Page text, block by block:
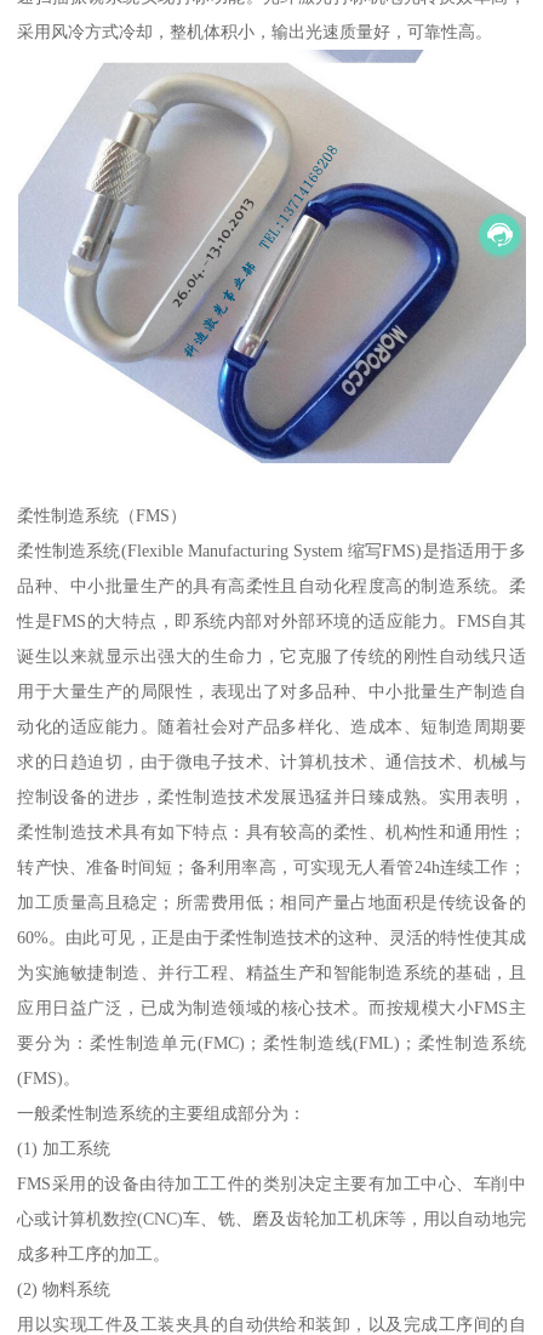
采用风冷方式冷却，整机体积小，输出光速质量好，可靠性高。
柔性制造系统（FMS）
柔性制造系统(Flexible Manufacturing System 缩写FMS)是指适用于多
品种、中小批量生产的具有高柔性且自动化程度高的制造系统。柔
性是FMS的大特点，即系统内部对外部环境的适应能力。FMS自其
诞生以来就显示出强大的生命力，它克服了传统的刚性自动线只适
用于大量生产的局限性，表现出了对多品种、中小批量生产制造自
动化的适应能力。随着社会对产品多样化、造成本、短制造周期要
求的日趋迫切，由于微电子技术、计算机技术、通信技术、机械与
控制设备的进步，柔性制造技术发展迅猛并日臻成熟。实用表明，
柔性制造技术具有如下特点：具有较高的柔性、机构性和通用性；
转产快、准备时间短；备利用率高，可实现无人看管24h连续工作；
加工质量高且稳定；所需费用低；相同产量占地面积是传统设备的
60%。由此可见，正是由于柔性制造技术的这种、灵活的特性使其成
为实施敏捷制造、并行工程、精益生产和智能制造系统的基础，且
应用日益广泛，已成为制造领域的核心技术。而按规模大小FMS主
要分为：柔性制造单元(FMC)；柔性制造线(FML)；柔性制造系统
(FMS)。
一般柔性制造系统的主要组成部分为：
(1) 加工系统
FMS采用的设备由待加工工件的类别决定主要有加工中心、车削中
心或计算机数控(CNC)车、铣、磨及齿轮加工机床等，用以自动地完
成多种工序的加工。
(2) 物料系统
用以实现工件及工装夹具的自动供给和装卸，以及完成工序间的自